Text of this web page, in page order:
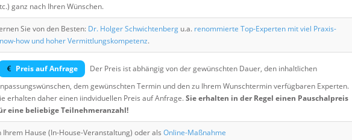
ganz nach Ihren Wünschen.
Sie von den Besten: Dr. Holger Schwichtenberg u.a. renommierte Top-Experten mit viel Praxis-
how und hoher Vermittlungskompetenz.
Preis auf Anfrage
Der Preis ist abhängig von der gewünschten Dauer, den inhaltlichen
dem gewünschten Termin und den zu Ihrem Wunschtermin verfügbaren Experten.
erhalten daher einen iindviduellen Preis auf Anfrage.Sie erhalten in der Regel einen Pauschalpreis
eine beliebige Teilnehmeranzahl!
Ihrem Hause (In-House-Veranstaltung) oder als Online-Maßnahme